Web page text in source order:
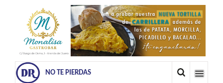
NO TE PIERDAS